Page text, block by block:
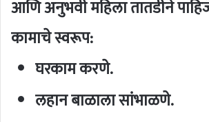
आणि अनुभवी महिला तातडीने
कामाचे स्वरूप:
घरकाम करणे.
लहान बाळाला सांभाळणे.